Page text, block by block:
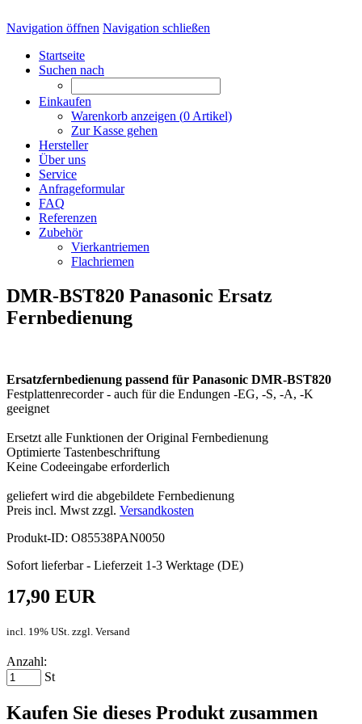
Navigation öffnen Navigation schließen
Startseite
Suchen nach
Einkaufen
Warenkorb anzeigen (0 Artikel)
Zur Kasse gehen
Hersteller
Über uns
Service
Anfrageformular
FAQ
Referenzen
Zubehör
Vierkantriemen
Flachriemen
DMR-BST820 Panasonic Ersatz
Fernbedienung
Ersatzfernbedienung passend für Panasonic DMR-BST820
Festplattenrecorder - auch für die Endungen -EG, -S, -A, -K
geeignet
Ersetzt alle Funktionen der Original Fernbedienung
Optimierte Tastenbeschriftung
Keine Codeeingabe erforderlich
geliefert wird die abgebildete Fernbedienung
Preis incl. Mwst zzgl. Versandkosten
Produkt-ID: O85538PAN0050
Sofort lieferbar - Lieferzeit 1-3 Werktage (DE)
17,90 EUR
incl. 19% USt. zzgl. Versand
Anzahl:
St
Kaufen Sie dieses Produkt zusammen